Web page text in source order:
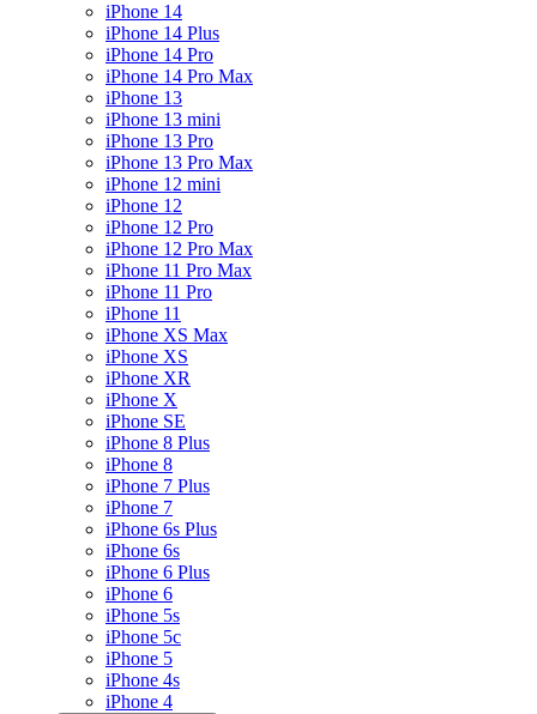
iPhone 14
iPhone 14 Plus
iPhone 14 Pro
iPhone 14 Pro Max
iPhone 13
iPhone 13 mini
iPhone 13 Pro
iPhone 13 Pro Max
iPhone 12 mini
iPhone 12
iPhone 12 Pro
iPhone 12 Pro Max
iPhone 11 Pro Max
iPhone 11 Pro
iPhone 11
iPhone XS Max
iPhone XS
iPhone XR
iPhone X
iPhone SE
iPhone 8 Plus
iPhone 8
iPhone 7 Plus
iPhone 7
iPhone 6s Plus
iPhone 6s
iPhone 6 Plus
iPhone 6
iPhone 5s
iPhone 5c
iPhone 5
iPhone 4s
iPhone 4